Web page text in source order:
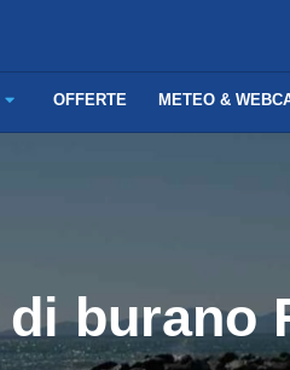
OFFERTE METEO &
burano